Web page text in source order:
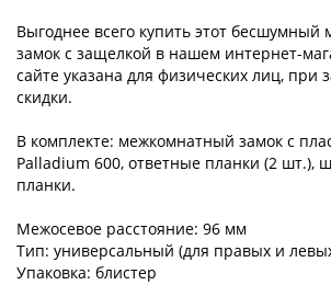
Выгоднее всего купить этот
замок с защелкой в нашем интернет-
сайте указана для физических лиц, при
скидки.
В комплекте: межкомнатный замок с
Palladium 600, ответные планки (2 шт.),
планки.
Межосевое расстояние: 96 мм
Тип: универсальный (для правых и
Упаковка: блистер